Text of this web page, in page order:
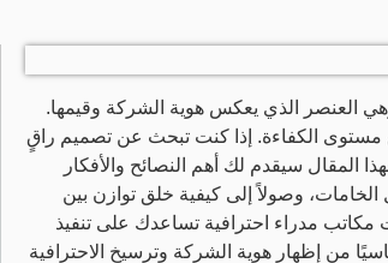
وهي العنصر الذي يعكس هوية الشركة وقيمها.
مستوى الكفاءة. إذا كنت تبحث عن تصميم راقٍ
المقال سيقدم لك أهم النصائح والأفكار
الخامات، وصولاً إلى كيفية خلق توازن بين
مكاتب مدراء احترافية تساعدك على تنفيذ
من إظهار هوية الشركة وترسيخ الاحترافية